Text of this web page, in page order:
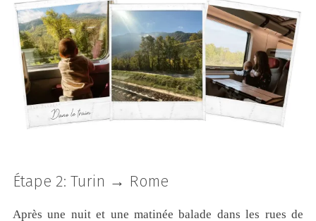
Étape 2: Turin → Rome
Après une nuit et une matinée balade dans les rues de